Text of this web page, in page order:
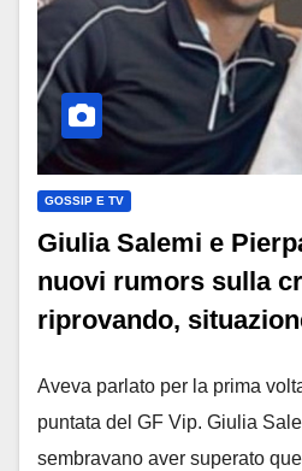
GOSSIP E TV
Giulia Salemi e
nuovi rumors sulla
riprovando,
Aveva parlato per la prima
puntata del GF Vip. Giulia
sembravano aver superato